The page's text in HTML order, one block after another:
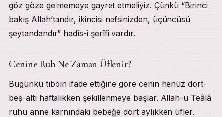
göz göze gelmemeye gayret etmeliyiz. Çünkü “Birinci
bakış Allah’tandır, ikincisi nefsinizden, üçüncüsü
şeytandandır” hadîs-i şerîfi vardır.
Cenine Ruh Ne Zaman Üflenir?
Bugünkü tıbbın ifade ettiğine göre cenin henüz dört-
beş-altı haftalıkken şekillenmeye başlar. Allah-u Teâlâ
ruhu anne karnındaki bebeğe dört aylıkken üfler.